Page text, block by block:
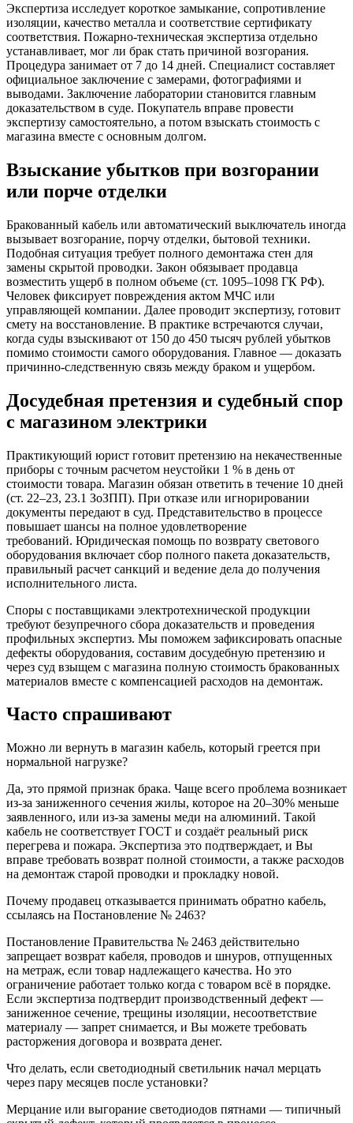
Экспертиза исследует короткое замыкание, сопротивление
изоляции, качество металла и соответствие сертификату
соответствия. Пожарно-техническая экспертиза отдельно
устанавливает, мог ли брак стать причиной возгорания.
Процедура занимает от 7 до 14 дней. Специалист составляет
официальное заключение с замерами, фотографиями и
выводами. Заключение лаборатории становится главным
доказательством в суде. Покупатель вправе провести
экспертизу самостоятельно, а потом взыскать стоимость с
магазина вместе с основным долгом.
Взыскание убытков при возгорании
или порче отделки
Бракованный кабель или автоматический выключатель иногда
вызывает возгорание, порчу отделки, бытовой техники.
Подобная ситуация требует полного демонтажа стен для
замены скрытой проводки. Закон обязывает продавца
возместить ущерб в полном объеме (ст. 1095–1098 ГК РФ).
Человек фиксирует повреждения актом МЧС или
управляющей компании. Далее проводит экспертизу, готовит
смету на восстановление. В практике встречаются случаи,
когда суды взыскивают от 150 до 450 тысяч рублей убытков
помимо стоимости самого оборудования. Главное — доказать
причинно-следственную связь между браком и ущербом.
Досудебная претензия и судебный спор
с магазином электрики
Практикующий юрист готовит претензию на некачественные
приборы с точным расчетом неустойки 1 % в день от
стоимости товара. Магазин обязан ответить в течение 10 дней
(ст. 22–23, 23.1 ЗоЗПП). При отказе или игнорировании
документы передают в суд. Представительство в процессе
повышает шансы на полное удовлетворение
требований. Юридическая помощь по возврату светового
оборудования включает сбор полного пакета доказательств,
правильный расчет санкций и ведение дела до получения
исполнительного листа.
Споры с поставщиками электротехнической продукции
требуют безупречного сбора доказательств и проведения
профильных экспертиз. Мы поможем зафиксировать опасные
дефекты оборудования, составим досудебную претензию и
через суд взыщем с магазина полную стоимость бракованных
материалов вместе с компенсацией расходов на демонтаж.
Часто спрашивают
Можно ли вернуть в магазин кабель, который греется при
нормальной нагрузке?
Да, это прямой признак брака. Чаще всего проблема возникает
из‑за заниженного сечения жилы, которое на 20–30% меньше
заявленного, или из‑за замены меди на алюминий. Такой
кабель не соответствует ГОСТ и создаёт реальный риск
перегрева и пожара. Экспертиза это подтверждает, и Вы
вправе требовать возврат полной стоимости, а также расходов
на демонтаж старой проводки и прокладку новой.
Почему продавец отказывается принимать обратно кабель,
ссылаясь на Постановление № 2463?
Постановление Правительства № 2463 действительно
запрещает возврат кабеля, проводов и шнуров, отпущенных
на метраж, если товар надлежащего качества. Но это
ограничение работает только когда с товаром всё в порядке.
Если экспертиза подтвердит производственный дефект —
заниженное сечение, трещины изоляции, несоответствие
материалу — запрет снимается, и Вы можете требовать
расторжения договора и возврата денег.
Что делать, если светодиодный светильник начал мерцать
через пару месяцев после установки?
Мерцание или выгорание светодиодов пятнами — типичный